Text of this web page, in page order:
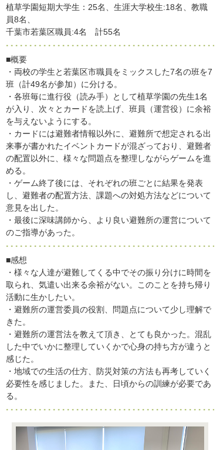
植草学園短期大学生：25名、生涯大学校生:18名、教職
員8名、
千葉市若葉区職員:4名 計55名
■概要
・両校の学生と若葉区市職員をミックスした7名の班を7
班（計49名が参加）に分ける。
・各班毎に進行役（読み手）として植草学園の先生1名
が入り、次々とカードを読上げ、班員（運営役）に余裕
を与えないようにする。
・カードには避難者情報以外に、避難所で想定される出
来事が書かれたイベントカードが混ざっており、避難者
の配置以外に、様々な問題点を整理しながらゲームを進
める。
・ゲーム終了後には、それぞれの班ごとに結果を発表
し、避難者の配置方法、課題への対処方法などについて
意見を出した。
・最後に深味講師から、より良い避難所の運営について
のご指導があった。
■感想
・様々な人達が避難してくる中でその振り分けに時間を
取られ、気遣い出来る余裕がない。このことを持ち帰り
活動に生かしたい。
・避難所の運営委員の役割、問題点について少し理解で
きた。
・避難所の運営法を教えて頂き、とても良かった。混乱
した中でいかに整理していくかで心身の持ち方が違うと
感じた。
・地域での生活の仕方、防災対策の方法も再考していく
必要性を感じました。また、日頃からの訓練が必要であ
る。